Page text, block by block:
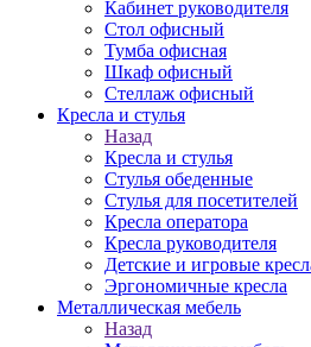
Кабинет руководителя
Стол офисный
Тумба офисная
Шкаф офисный
Стеллаж офисный
Кресла и стулья
Назад
Кресла и стулья
Стулья обеденные
Стулья для посетителей
Кресла оператора
Кресла руководителя
Детские и игровые
Эргономичные кресла
Металлическая мебель
Назад